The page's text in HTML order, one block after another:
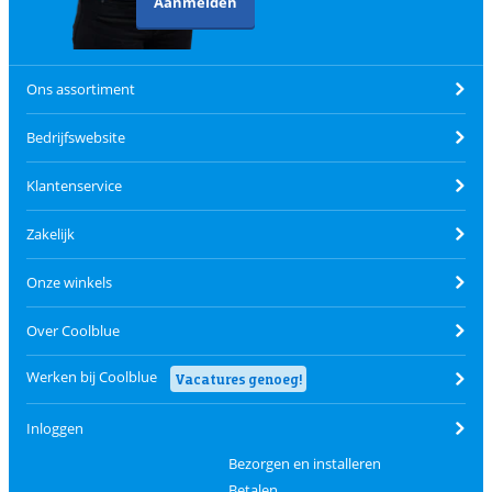
Ons assortiment
Bedrijfswebsite
Klantenservice
Zakelijk
Onze winkels
Over Coolblue
Werken bij Coolblue Vacatures genoeg!
Inloggen
Bezorgen en installeren